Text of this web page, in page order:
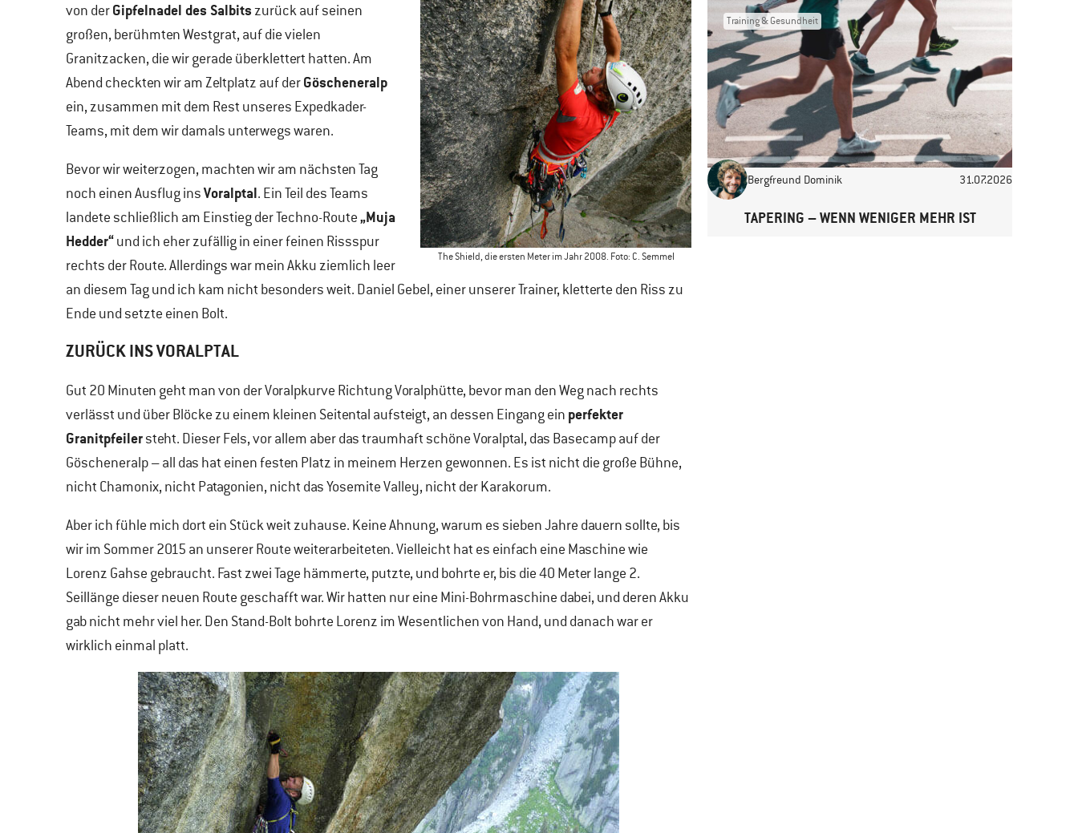
The Shield, die ersten Meter im Jahr 2008. Foto: C. Semmel
von derGipfelnadel des Salbitszurück auf seinen
großen, berühmten Westgrat, auf die vielen
Granitzacken, die wir gerade überklettert hatten. Am
Abend checkten wir am Zeltplatz auf derGöscheneralp
ein, zusammen mit dem Rest unseres Expedkader-
Teams, mit dem wir damals unterwegs waren.
Bevor wir weiterzogen, machten wir am nächsten Tag
noch einen Ausflug insVoralptal. Ein Teil des Teams
landete schließlich am Einstieg der Techno-Route„Muja
Hedder“und ich eher zufällig in einer feinen Rissspur
rechts der Route. Allerdings war mein Akku ziemlich leer
an diesem Tag und ich kam nicht besonders weit. Daniel Gebel, einer unserer Trainer, kletterte den Riss zu
Ende und setzte einen Bolt.
ZURÜCK INS VORALPTAL
Gut 20 Minuten geht man von der Voralpkurve Richtung Voralphütte, bevor man den Weg nach rechts
verlässt und über Blöcke zu einem kleinen Seitental aufsteigt, an dessen Eingang ein perfekter
Granitpfeilersteht. Dieser Fels, vor allem aber das traumhaft schöne Voralptal, das Basecamp auf der
Göscheneralp – all das hat einen festen Platz in meinem Herzen gewonnen. Es ist nicht die große Bühne,
nicht Chamonix, nicht Patagonien, nicht das Yosemite Valley, nicht der Karakorum.
Aber ich fühle mich dort ein Stück weit zuhause. Keine Ahnung, warum es sieben Jahre dauern sollte, bis
wir im Sommer 2015 an unserer Route weiterarbeiteten. Vielleicht hat es einfach eine Maschine wie
Lorenz Gahse gebraucht. Fast zwei Tage hämmerte, putzte, und bohrte er, bis die 40 Meter lange 2.
Seillänge dieser neuen Route geschafft war. Wir hatten nur eine Mini-Bohrmaschine dabei, und deren Akku
gab nicht mehr viel her. Den Stand-Bolt bohrte Lorenz im Wesentlichen von Hand, und danach war er
wirklich einmal platt.
Training & Gesundheit
Bergfreund Dominik 31.07.2026
TAPERING – WENN WENIGER MEHR IST